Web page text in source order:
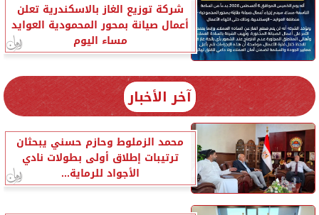
شركة توزيع الغاز بالاسكندرية تعلن
أعمال صيانة بمحور المحمودية العوايد
مساء اليوم
آخر الأخبار
محمد الزملوط وحازم حسني يبحثان
ترتيبات إطلاق أولى بطولات نادي
الأجواد للرماية...